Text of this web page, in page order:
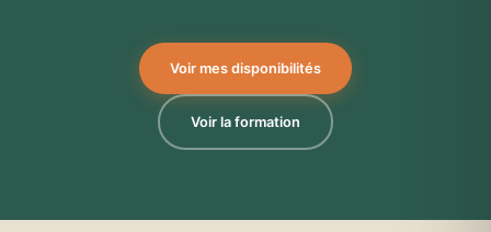
Voir mes disponibilités
Voir la formation